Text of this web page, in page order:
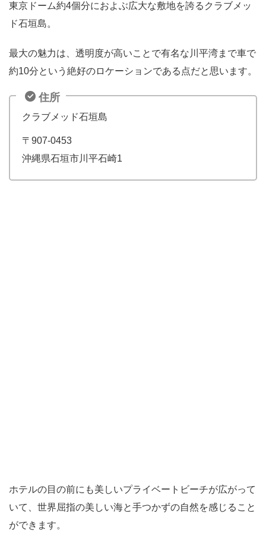
東京ドーム約4個分におよぶ広大な敷地を誇るクラブメッ
ド石垣島。
最大の魅力は、透明度が高いことで有名な川平湾まで車で
約10分という絶好のロケーションである点だと思います。
住所
クラブメッド石垣島
〒907-0453
沖縄県石垣市川平石崎1
ホテルの目の前にも美しいプライベートビーチが広がって
いて、世界屈指の美しい海と手つかずの自然を感じること
ができます。